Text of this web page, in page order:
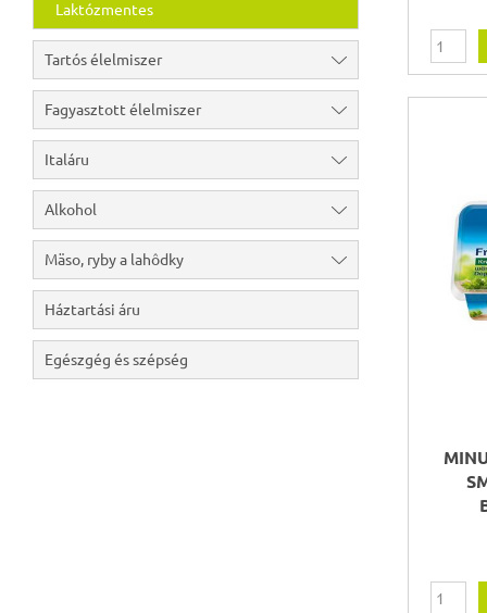
Laktózmentes
Tartós élelmiszer
Fagyasztott élelmiszer
Italáru
Alkohol
Mäso, ryby a lahôdky
Háztartási áru
Egészgég és szépség